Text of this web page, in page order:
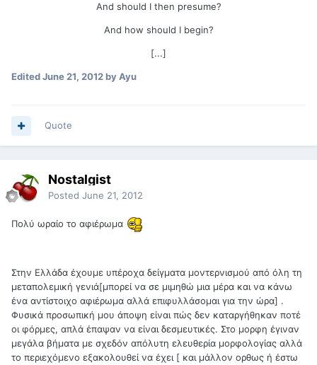
And should I then presume?
And how should I begin?
[...]
EditedJune 21, 2012by Ayu
Quote
Nostalgist
Posted June 21, 2012
Πολύ ωραίο το αφιέρωμα
Στην Ελλάδα έχουμε υπέροχα δείγματα μοντερνισμού από όλη τη
μεταπολεμική γενιά[μπορεί να σε μιμηθώ μια μέρα και να κάνω
ένα αντίστοιχο αφιέρωμα αλλά επιφυλλάσομαι για την ώρα] .
Φυσικά προσωπική μου άποψη είναι πώς δεν καταργήθηκαν ποτέ
οι φόρμες, απλά έπαψαν να είναι δεσμευτικές. Στο μορφη έγιναν
μεγάλα βήματα με σχεδόν απόλυτη ελευθερία μορφολογίας αλλά
το περιεχόμενο εξακολουθεί να έχει [ και μάλλον ορθως ή έστω